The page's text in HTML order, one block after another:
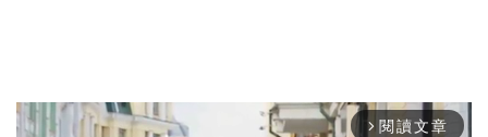
arrow_forward_ios 閱讀文章